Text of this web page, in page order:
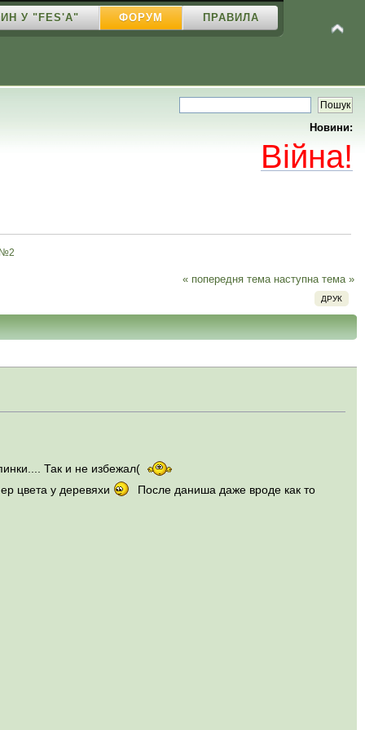
У "FES'A" ФОРУМ ПРАВИЛА
Новини:
Війна!
« попередня тема наступна тема »
ДРУК
Так и не избежал(
цвета у деревяхи
После даниша даже вроде как то